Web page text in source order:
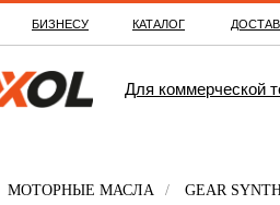
Для коммерческой
БИЗНЕСУ КАТАЛОГ
МОТОРНЫЕ МАСЛА / GEAR